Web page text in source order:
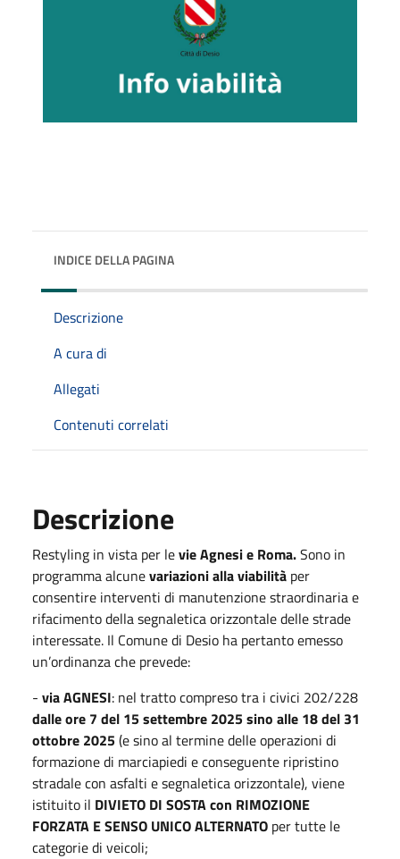
INDICE DELLA PAGINA
Descrizione
A cura di
Allegati
Contenuti correlati
Descrizione
Restyling in vista per levie Agnesi e Roma.Sono in
programma alcunevariazioni alla viabilità per
consentire interventi di manutenzione straordinaria e
rifacimento della segnaletica orizzontale delle strade
interessate. Il Comune di Desio ha pertanto emesso
un’ordinanza che prevede:
- via AGNESI: nel tratto compreso tra i civici 202/228
dalle ore 7 del 15 settembre 2025 sino alle 18 del 31
ottobre 2025(e sino al termine delle operazioni di
formazione di marciapiedi e conseguente ripristino
stradale con asfalti e segnaletica orizzontale), viene
istituito il DIVIETO DI SOSTA con RIMOZIONE
FORZATA E SENSO UNICO ALTERNATO per tutte le
categorie di veicoli;